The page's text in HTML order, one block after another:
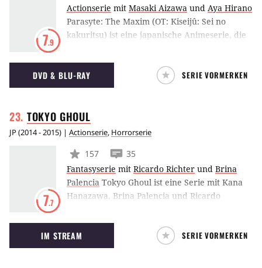
7.9
Actionserie mit Masaki Aizawa und Aya Hirano
Parasyte: The Maxim (OT: Kiseijû: Sei no
kakuritsu) ist eine japanische Animeserie, die
Geschichte erzählt von einem Schüler, der
eines Tages von einem außerirdischen
Parasiten befallen wird. Daraufhin stellt sich
DVD & BLU-RAY SERIE VORMERKEN
TOKYOGHOUL
JP(2014 - 2015) | Actionserie, Horrorserie
7.7
157
35
Fantasyserie mit Ricardo Richter und Brina
Palencia Tokyo Ghoul ist eine Serie mit Kana
Hanazawa, Brina Palencia und Ricardo
wurde.
IM STREAM SERIE VORMERKEN